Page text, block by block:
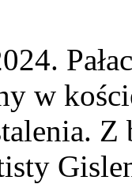
w
Z